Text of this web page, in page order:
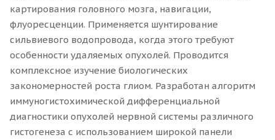
картирования головного мозга, навигации,
флуоресценции. Применяется шунтирование
сильвиевого водопровода, когда этого требуют
особенности удаляемых опухолей. Проводится
комплексное изучение биологических
закономерностей роста глиом. Разработан алгоритм
иммуногистохимической дифференциальной
диагностики опухолей нервной системы различного
гистогенеза с использованием широкой панели